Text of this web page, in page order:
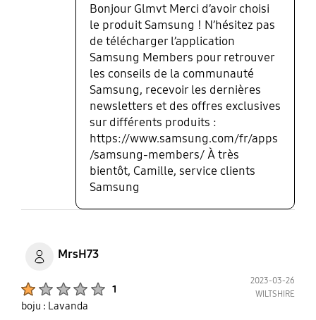
Bonjour Glmvt Merci d’avoir choisi
le produit Samsung ! N’hésitez pas
de télécharger l’application
Samsung Members pour retrouver
les conseils de la communauté
Samsung, recevoir les dernières
newsletters et des offres exclusives
sur différents produits :
https://www.samsung.com/fr/apps
/samsung-members/ À très
bientôt, Camille, service clients
Samsung
MrsH73
1
2023-03-26
WILTSHIRE
boju : Lavanda